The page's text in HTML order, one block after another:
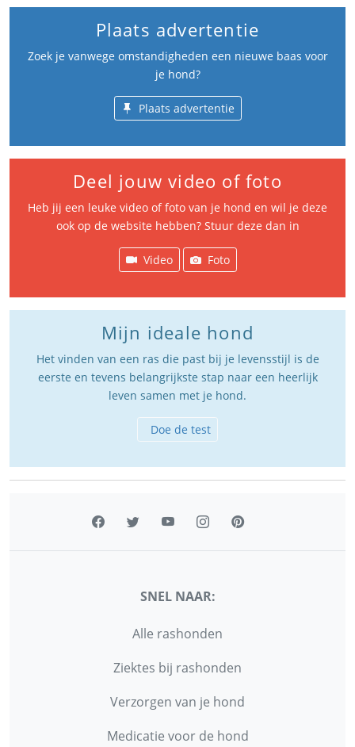
Plaats advertentie
Zoek je vanwege omstandigheden een nieuwe baas voor
je hond?
Plaats advertentie
Deel jouw video of foto
Heb jij een leuke video of foto van je hond en wil je deze
ook op de website hebben? Stuur deze dan in
Video Foto
Mijn ideale hond
Het vinden van een ras die past bij je levensstijl is de
eerste en tevens belangrijkste stap naar een heerlijk
leven samen met je hond.
Doe de test
SNEL NAAR:
Alle rashonden
Ziektes bij rashonden
Verzorgen van je hond
Medicatie voor de hond